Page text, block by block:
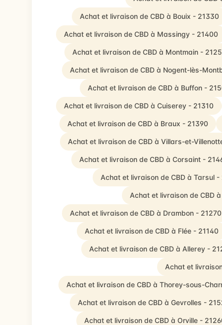
Achat et livraison de CBD à Bouix - 21330
Achat et livraison de CBD à Massingy - 21400
Achat et livraison de CBD à Montmain -
Achat et livraison de CBD à Nogent-lès-
Achat et livraison de CBD à Buffon -
Achat et livraison de CBD à Cuiserey - 21310
Achat et livraison de CBD à Braux - 21390
Achat et livraison de CBD à Villars-et-
Achat et livraison de CBD à Corsaint -
Achat et livraison de CBD à Tarsul -
Achat et livraison de CBD
Achat et livraison de CBD à Drambon - 21270
Achat et livraison de CBD à Flée - 21140
Achat et livraison de CBD à Allerey -
Achat et
Achat et livraison de CBD à Thorey-sous-
Achat et livraison de CBD à Gevrolles -
Achat et livraison de CBD à Orville -